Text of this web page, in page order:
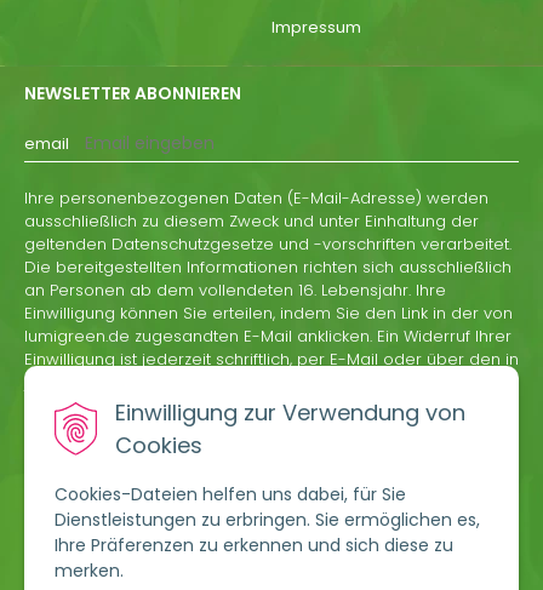
Einwilligung zur Verwendung von
Cookies
Cookies-Dateien helfen uns dabei, für Sie
Dienstleistungen zu erbringen. Sie ermöglichen es,
Ihre Präferenzen zu erkennen und sich diese zu
merken.
market@lumigreen.de
Impressum
NEWSLETTER ABONNIEREN
email
Ihre personenbezogenen Daten (E-Mail-Adresse) werden
ausschließlich zu diesem Zweck und unter Einhaltung der
geltenden Datenschutzgesetze und -vorschriften verarbeitet.
Die bereitgestellten Informationen richten sich ausschließlich
an Personen ab dem vollendeten 16. Lebensjahr. Ihre
Einwilligung können Sie erteilen, indem Sie den Link in der von
lumigreen.de zugesandten E-Mail anklicken. Ein Widerruf Ihrer
Einwilligung ist jederzeit schriftlich, per E-Mail oder über den in
jeder Informations-E-Mail von lumigreen.de enthaltenen
Abmeldelink möglich.